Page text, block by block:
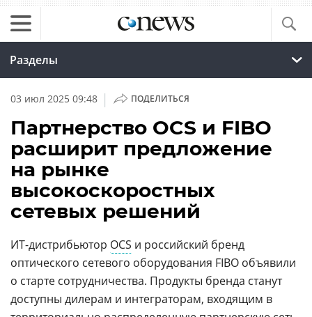
Разделы
03 июл 2025 09:48 | ПОДЕЛИТЬСЯ
Партнерство OCS и FIBO
расширит предложение
на рынке
высокоскоростных
сетевых решений
ИТ-дистрибьютор OCS и российский бренд
оптического сетевого оборудования FIBO объявили
о старте сотрудничества. Продукты бренда станут
доступны дилерам и интеграторам, входящим в